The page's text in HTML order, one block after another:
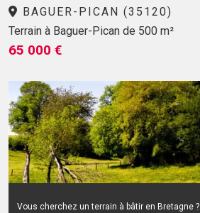
BAGUER-PICAN (35120)
Terrain à Baguer-Pican de 500 m²
65 000 €
Vous cherchez un terrain à bâtir en Bretagne ?